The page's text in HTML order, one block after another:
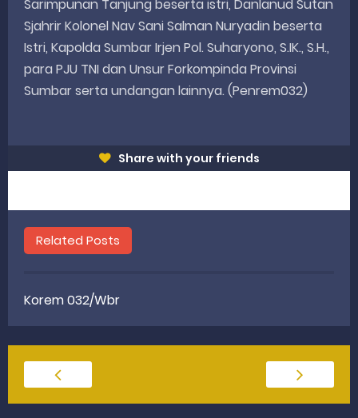
Sarimpunan Tanjung beserta istri, Danlanud Sutan
Sjahrir Kolonel Nav Sani Salman Nuryadin beserta
Istri, Kapolda Sumbar Irjen Pol. Suharyono, S.IK., S.H.,
para PJU TNI dan Unsur Forkompinda Provinsi
Sumbar serta undangan lainnya. (Penrem032)
Share with your friends
Related Posts
Korem 032/Wbr